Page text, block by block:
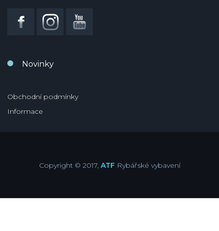
Novinky
Obchodní podmínky
Informace
Copyright © 2017, ATF Rybářské vybavení